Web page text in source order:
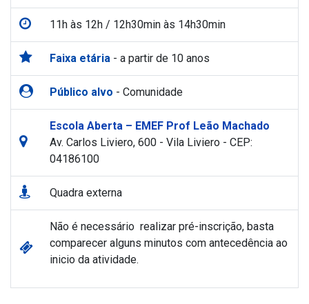
11h às 12h / 12h30min às 14h30min
Faixa etária - a partir de 10 anos
Público alvo - Comunidade
Escola Aberta – EMEF Prof Leão Machado
Av. Carlos Liviero, 600 - Vila Liviero - CEP:
04186100
Quadra externa
Não é necessário realizar pré-inscrição, basta
comparecer alguns minutos com antecedência ao
inicio da atividade.